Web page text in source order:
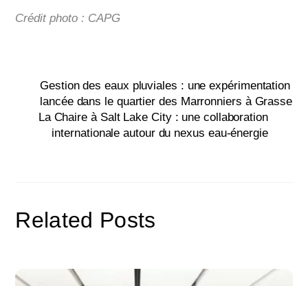
Crédit photo : CAPG
Gestion des eaux pluviales : une expérimentation
lancée dans le quartier des Marronniers à Grasse
La Chaire à Salt Lake City : une collaboration
internationale autour du nexus eau-énergie
Related Posts